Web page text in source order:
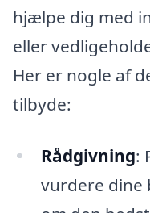
hjælpe dig med
eller
Her er nogle af
tilbyde:
Rådgivning:
vurdere dine